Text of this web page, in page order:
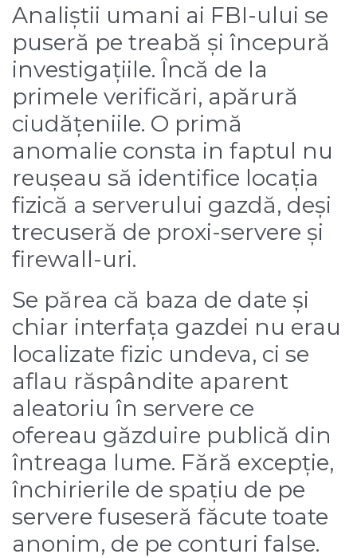
Analiștii umani ai FBI-ului se
puseră pe treabă și începură
investigațiile. Încă de la
primele verificări, apărură
ciudățeniile. O primă
anomalie consta in faptul nu
reușeau să identifice locația
fizică a serverului gazdă, deși
trecuseră de proxi-servere și
firewall-uri.
Se părea că baza de date și
chiar interfața gazdei nu erau
localizate fizic undeva, ci se
aflau răspândite aparent
aleatoriu în servere ce
ofereau găzduire publică din
întreaga lume. Fără excepție,
închirierile de spațiu de pe
servere fuseseră făcute toate
anonim, de pe conturi false.